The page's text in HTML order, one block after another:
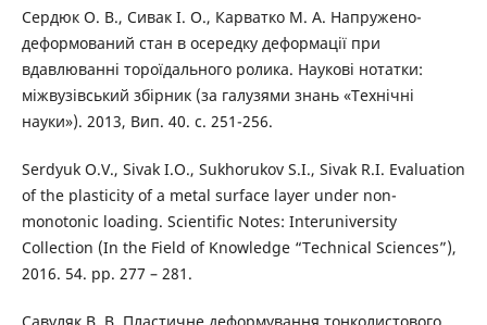
Сердюк О. В., Сивак І. О., Карватко М. А. Напружено-
деформований стан в осередку деформації при
вдавлюванні тороїдального ролика. Наукові нотатки:
міжвузівський збірник (за галузями знань «Технічні
науки»). 2013, Вип. 40. с. 251-256.
Serdyuk O.V., Sivak I.O., Sukhorukov S.I., Sivak R.I. Evaluation
of the plasticity of a metal surface layer under non-
monotonic loading. Scientific Notes: Interuniversity
Collection (In the Field of Knowledge “Technical Sciences”),
2016. 54. pp. 277 – 281.